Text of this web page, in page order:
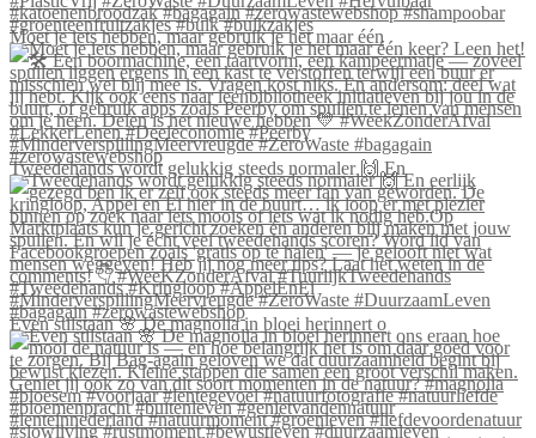
Moet je iets hebben, maar gebruik je het maar één
Tweedehands wordt gelukkig steeds normaler 🙌 En
Even stilstaan 🌸 De magnolia in bloei herinnert o